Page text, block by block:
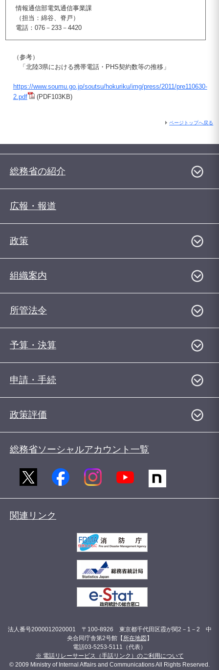
情報通信部電気通信事業課
（担当：綿谷、脊戸）
電話：076－233－4420
（参考）
「北陸3県における携帯電話・PHS契約数等の推移」
https://www.soumu.go.jp/soutsu/hokuriku/img/press/2011/pre110630-
2.pdf
(PDF103KB)
ページトップへ戻る
総務省の紹介
広報・報道
政策
組織案内
所管法令
予算・決算
申請・手続
政策評価
総務省ソーシャルアカウント一覧
関連リンク
法人番号2000012020001 〒100-8926 東京都千代田区霞が関2－1－2 中
央合同庁舎第2号館【 所在地図 】
電話03-5253-5111（代表）
※ 電話リレーサービス（手話リンク）のご利用について
© 2009 Ministry of Internal Affairs and Communications All Rights Reserved.